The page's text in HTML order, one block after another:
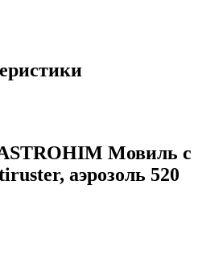
Мовиль с
аэрозоль 520